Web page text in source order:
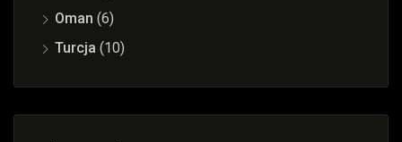
Oman (6)
Turcja (10)